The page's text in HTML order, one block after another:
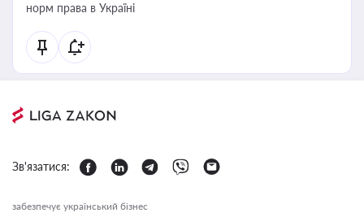
норм права в Україні
Зв'язатися:
забезпечує український бізнес